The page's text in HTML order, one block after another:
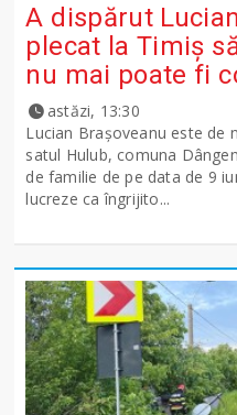
A dispărut
plecat la Timiș
nu mai poate fi
astăzi, 13:30
Lucian Brașoveanu este de
satul Hulub, comuna
de familie de pe data de 9
lucreze ca îngrijito...